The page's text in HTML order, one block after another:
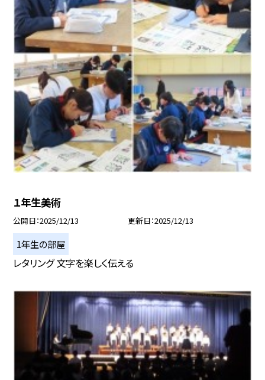
１年生美術
公開日 2025/12/13 更新日 2025/12/13
1年生の部屋
レタリング 文字を楽しく伝える